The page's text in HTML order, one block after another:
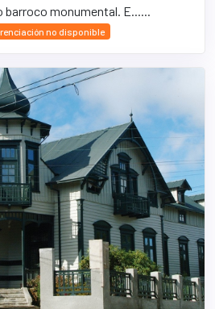
barroco monumental. E......
no disponible